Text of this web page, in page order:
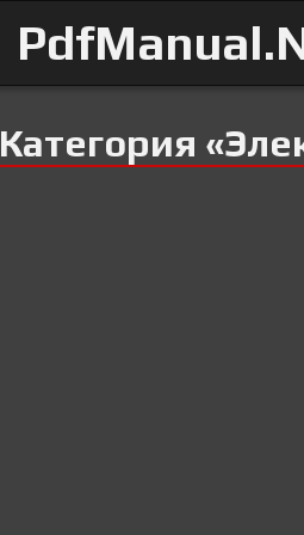
Категория